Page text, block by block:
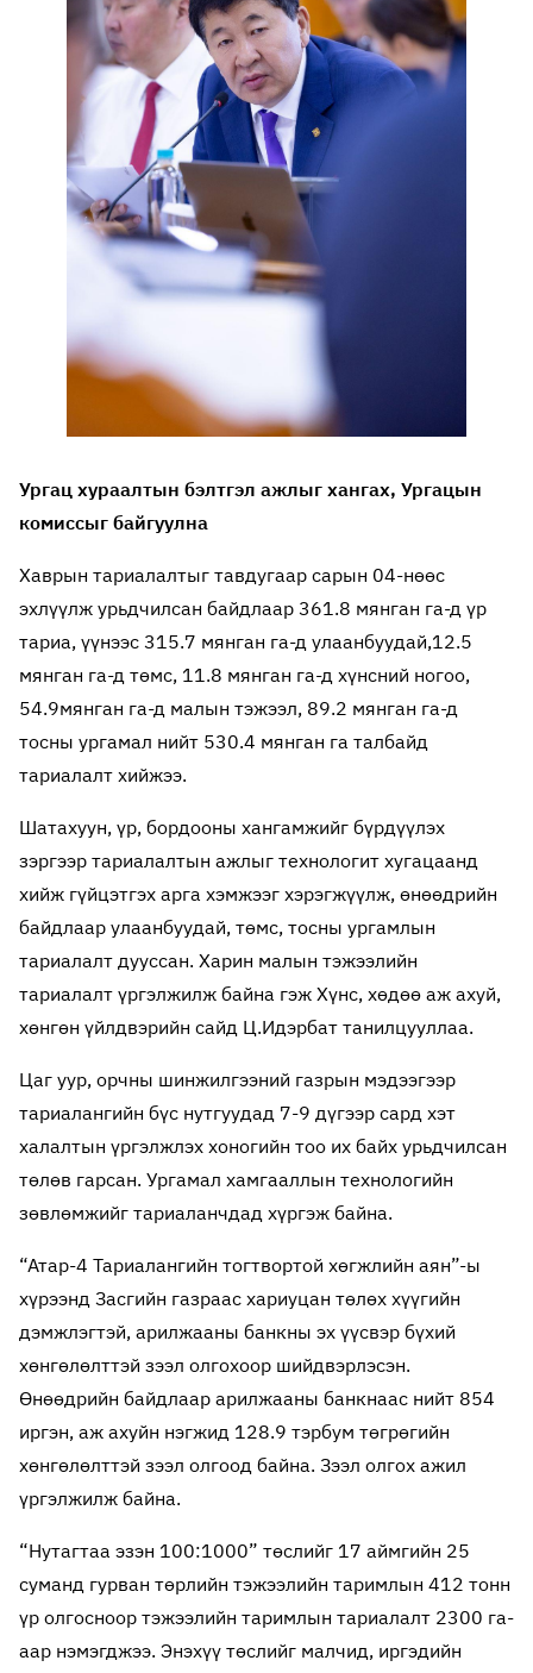
Ургац хураалтын бэлтгэл ажлыг хангах, Ургацын
комиссыг байгуулна
Хаврын тариалалтыг тавдугаар сарын 04-нөөс
эхлүүлж урьдчилсан байдлаар 361.8 мянган га-д үр
тариа, үүнээс 315.7 мянган га-д улаанбуудай,12.5
мянган га-д төмс, 11.8 мянган га-д хүнсний ногоо,
54.9мянган га-д малын тэжээл, 89.2 мянган га-д
тосны ургамал нийт 530.4 мянган га талбайд
тариалалт хийжээ.
Шатахуун, үр, бордооны хангамжийг бүрдүүлэх
зэргээр тариалалтын ажлыг технологит хугацаанд
хийж гүйцэтгэх арга хэмжээг хэрэгжүүлж, өнөөдрийн
байдлаар улаанбуудай, төмс, тосны ургамлын
тариалалт дууссан. Харин малын тэжээлийн
тариалалт үргэлжилж байна гэж Хүнс, хөдөө аж ахуй,
хөнгөн үйлдвэрийн сайд Ц.Идэрбат танилцууллаа.
Цаг уур, орчны шинжилгээний газрын мэдээгээр
тариалангийн бүс нутгуудад 7-9 дүгээр сард хэт
халалтын үргэлжлэх хоногийн тоо их байх урьдчилсан
төлөв гарсан. Ургамал хамгааллын технологийн
зөвлөмжийг тариаланчдад хүргэж байна.
“Атар-4 Тариалангийн тогтвортой хөгжлийн аян”-ы
хүрээнд Засгийн газраас хариуцан төлөх хүүгийн
дэмжлэгтэй, арилжааны банкны эх үүсвэр бүхий
хөнгөлөлттэй зээл олгохоор шийдвэрлэсэн.
Өнөөдрийн байдлаар арилжааны банкнаас нийт 854
иргэн, аж ахуйн нэгжид 128.9 тэрбум төгрөгийн
хөнгөлөлттэй зээл олгоод байна. Зээл олгох ажил
үргэлжилж байна.
“Нутагтаа эзэн 100:1000” төслийг 17 аймгийн 25
суманд гурван төрлийн тэжээлийн таримлын 412 тонн
үр олгосноор тэжээлийн таримлын тариалалт 2300 га-
аар нэмэгджээ. Энэхүү төслийг малчид, иргэдийн